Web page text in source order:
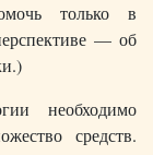
только в
— об
необходимо
средств.